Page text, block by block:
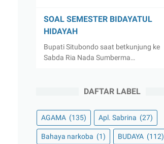
SOAL SEMESTER BIDAYATUL
HIDAYAH
Bupati Situbondo saat betkunjung ke
Sabda Ria Nada Sumberma…
DAFTAR LABEL
AGAMA (135) Apl. Sabrina (27)
Bahaya narkoba (1) BUDAYA (112)